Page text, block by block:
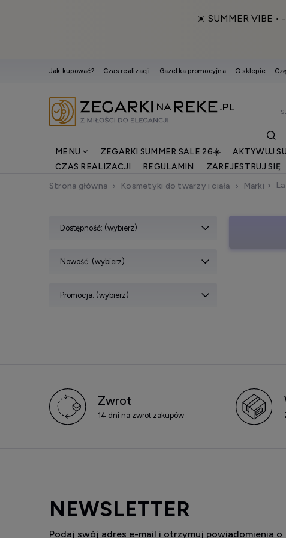
☀️ SUMMER VIBE •
Jak kupować? Czas realizacji Gazetka promocyjna O sklepie
MENU ZEGARKI SUMMER SALE 26☀️ AKTYWUJ
CZAS REALIZACJI
REGULAMIN
ZAREJESTRUJ SIĘ
Strona główna
Kosmetyki do twarzy i ciała Marki
Dostępność: (wybierz)
Nowość: (wybierz)
Promocja: (wybierz)
Zwrot
14 dni na zwrot zakupów
NEWSLETTER
Podaj swój adres e-mail i otrzymuj powiadomienia o